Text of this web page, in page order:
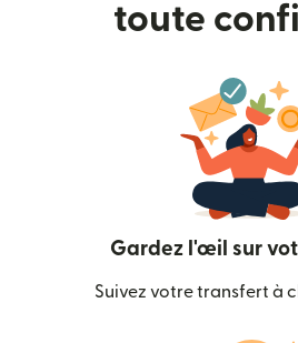
toute
Gardez l'œil sur
Suivez votre transfert à